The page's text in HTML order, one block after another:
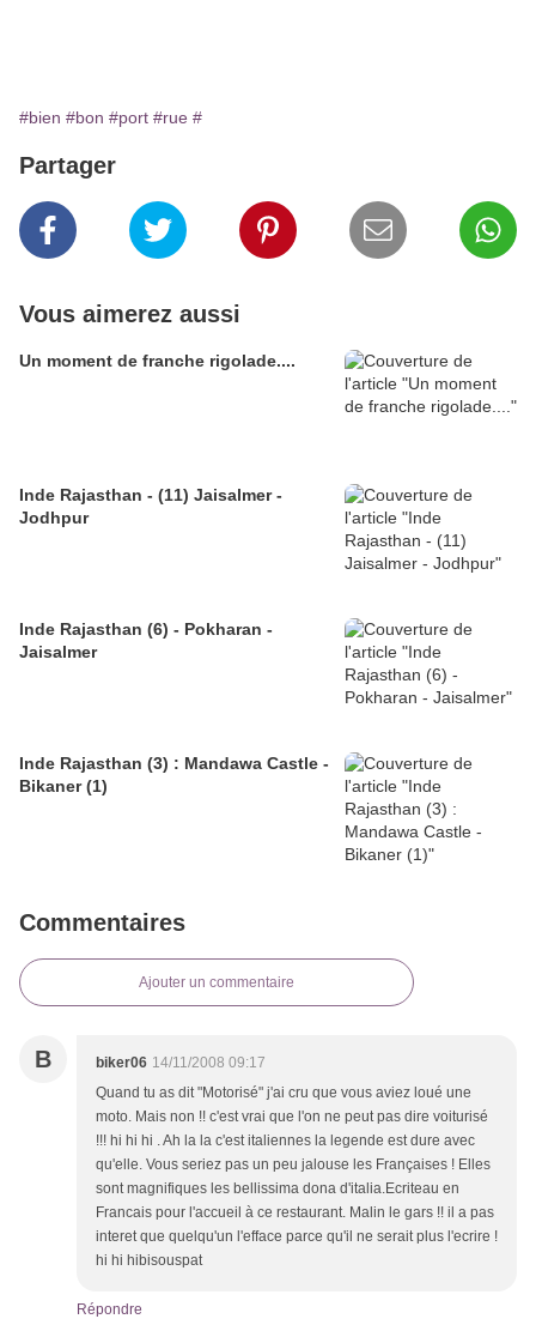
#bien #bon #port #rue #
Partager
Vous aimerez aussi
Un moment de franche rigolade....
Inde Rajasthan - (11) Jaisalmer -
Jodhpur
Inde Rajasthan (6) - Pokharan -
Jaisalmer
Inde Rajasthan (3) : Mandawa Castle -
Bikaner (1)
Commentaires
Ajouter un commentaire
B biker06 14/11/2008 09:17
Quand tu as dit "Motorisé" j'ai cru que vous aviez loué une
moto. Mais non !! c'est vrai que l'on ne peut pas dire voiturisé
!!! hi hi hi . Ah la la c'est italiennes la legende est dure avec
qu'elle. Vous seriez pas un peu jalouse les Françaises ! Elles
sont magnifiques les bellissima dona d'italia.Ecriteau en
Francais pour l'accueil à ce restaurant. Malin le gars !! il a pas
interet que quelqu'un l'efface parce qu'il ne serait plus l'ecrire !
hi hi hibisouspat
Répondre